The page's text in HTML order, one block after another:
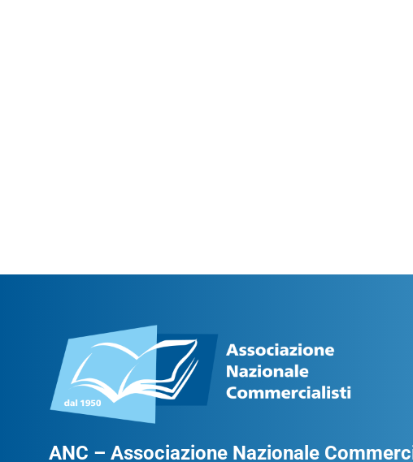
ANC – Associazione Nazionale